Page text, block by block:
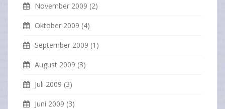
November 2009 (2)
Oktober 2009 (4)
September 2009 (1)
August 2009 (3)
Juli 2009 (3)
Juni 2009 (3)